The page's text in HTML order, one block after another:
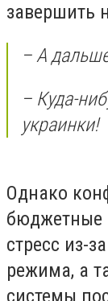
завершить
– А
– Куда-
украинки!
Однако
бюджетные
стресс из-
режима, а
системы